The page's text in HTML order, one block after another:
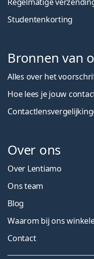
Studentenkorting
Bronnen van
Alles over het
Hoe lees je jouw
Over ons
Over Lentiamo
Ons team
Blog
Waarom bij ons
Contact